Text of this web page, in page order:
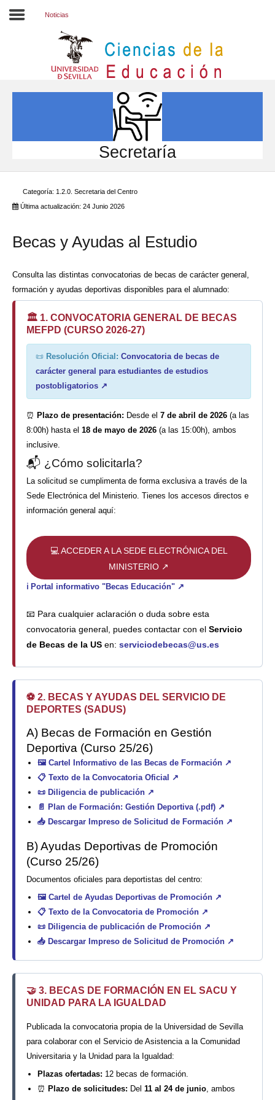
INVESTIGACIÓN
INTERNACIONAL
Noticias
Secretaría
Categoría: 1.2.0. Secretaria del Centro
Última actualización: 24 Junio 2026
Becas y Ayudas al Estudio
Consulta las distintas convocatorias de becas de carácter general,
formación y ayudas deportivas disponibles para el alumnado:
🏛️ 1. CONVOCATORIA GENERAL DE BECAS
MEFPD (CURSO 2026-27)
📜 Resolución Oficial: Convocatoria de becas de
carácter general para estudiantes de estudios
postobligatorios ↗
⏰ Plazo de presentación: Desde el 7 de abril de 2026 (a las
8:00h) hasta el 18 de mayo de 2026 (a las 15:00h), ambos
inclusive.
📬 ¿Cómo solicitarla?
La solicitud se cumplimenta de forma exclusiva a través de la
Sede Electrónica del Ministerio. Tienes los accesos directos e
información general aquí:
💻 ACCEDER A LA SEDE ELECTRÓNICA DEL
MINISTERIO ↗
ℹ️ Portal informativo "Becas Educación" ↗
📧 Para cualquier aclaración o duda sobre esta
convocatoria general, puedes contactar con el Servicio
de Becas de la US en: serviciodebecas@us.es
⚽ 2. BECAS Y AYUDAS DEL SERVICIO DE
DEPORTES (SADUS)
A) Becas de Formación en Gestión
Deportiva (Curso 25/26)
🖼️ Cartel Informativo de las Becas de Formación ↗
📋 Texto de la Convocatoria Oficial ↗
📜 Diligencia de publicación ↗
📄
Plan de Formación: Gestión Deportiva (.pdf) ↗
📥 Descargar Impreso de Solicitud de Formación ↗
B) Ayudas Deportivas de Promoción
(Curso 25/26)
Documentos oficiales para deportistas del centro:
🖼️ Cartel de Ayudas Deportivas de Promoción ↗
📋 Texto de la Convocatoria de Promoción ↗
📜 Diligencia de publicación de Promoción ↗
📥 Descargar Impreso de Solicitud de Promoción ↗
🤝 3. BECAS DE FORMACIÓN EN EL SACU Y
UNIDAD PARA LA IGUALDAD
Publicada la convocatoria propia de la Universidad de Sevilla
para colaborar con el Servicio de Asistencia a la Comunidad
Universitaria y la Unidad para la Igualdad:
Plazas ofertadas: 12 becas de formación.
⏰ Plazo de solicitudes: Del 11 al 24 de junio, ambos